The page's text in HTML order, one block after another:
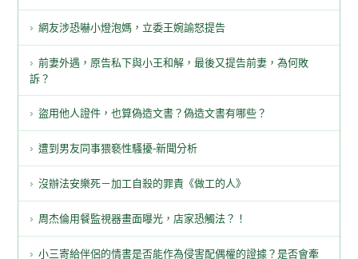
網友涉恐嚇小燈泡媽，立委王婉諭怒提告
前妻外遇，原告私下與小王和解，最後又提告前妻，為何敗
訴？
盜用他人證件，也算偽造文書？偽造文書有哪些？
遭到男友同事猥褻性騷擾-新聞分析
沒辦法安樂死－加工自殺的罪責《做工的人》
周杰倫用餐監視器畫面曝光，店家恐觸法？！
小三寄給伴侶的情書是否能作為侵害配偶權的證據？是否會牽